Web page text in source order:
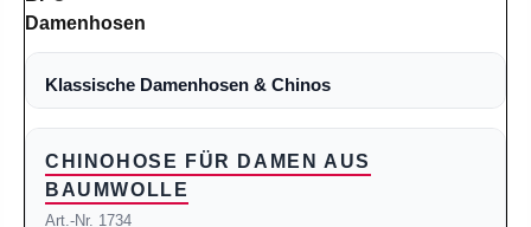
Damenhosen
Klassische Damenhosen & Chinos
CHINOHOSE FÜR DAMEN AUS
BAUMWOLLE
Art.-Nr. 1734